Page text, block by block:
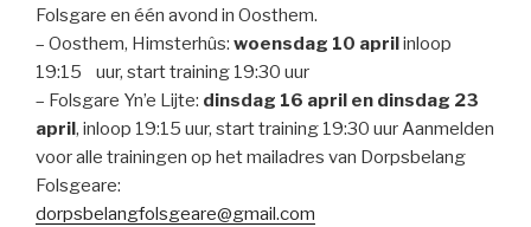
Folsgare en één avond in Oosthem.
– Oosthem, Himsterhûs: woensdag 10 aprilinloop
19:15 uur, start training 19:30 uur
– Folsgare Yn’e Lijte: dinsdag 16 april en dinsdag 23
april, inloop 19:15 uur, start training 19:30 uur Aanmelden
voor alle trainingen op het mailadres van Dorpsbelang
Folsgeare:
dorpsbelangfolsgeare@gmail.com